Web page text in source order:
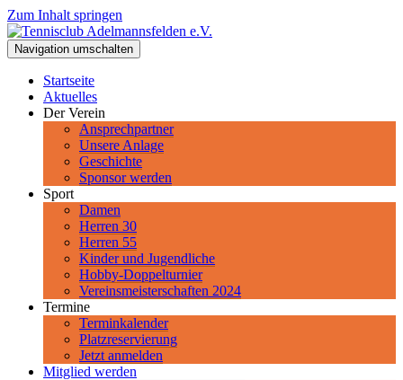
Zum Inhalt springen
Tennisclub Adelmannsfelden e.V.
Spiel, Satz und Sieg! Herzlich Willkommen beim Tennisclub
Adelmannsfelden im schwäbischen Ostalbkreis.
Navigation umschalten
Startseite
Aktuelles
Der Verein
Ansprechpartner
Unsere Anlage
Geschichte
Sponsor werden
Sport
Damen
Herren 30
Herren 55
Kinder und Jugendliche
Hobby-Doppelturnier
Vereinsmeisterschaften 2024
Termine
Terminkalender
Platzreservierung
Jetzt anmelden
Mitglied werden